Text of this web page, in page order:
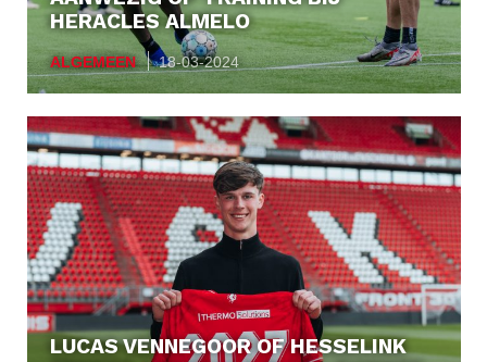
HERACLES ALMELO
ALGEMEEN 18-03-2024
LUCAS VENNEGOOR OF HESSELINK